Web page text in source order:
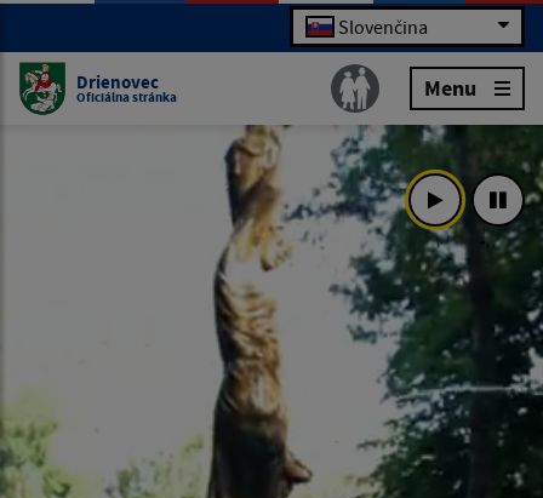
Slovenčina
Drienovec
Oficiálna stránka Menu